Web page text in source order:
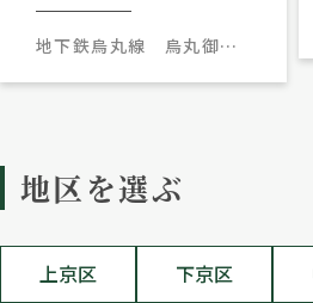
地下鉄烏丸線 烏丸御池
地区を選ぶ
上京区 下京区